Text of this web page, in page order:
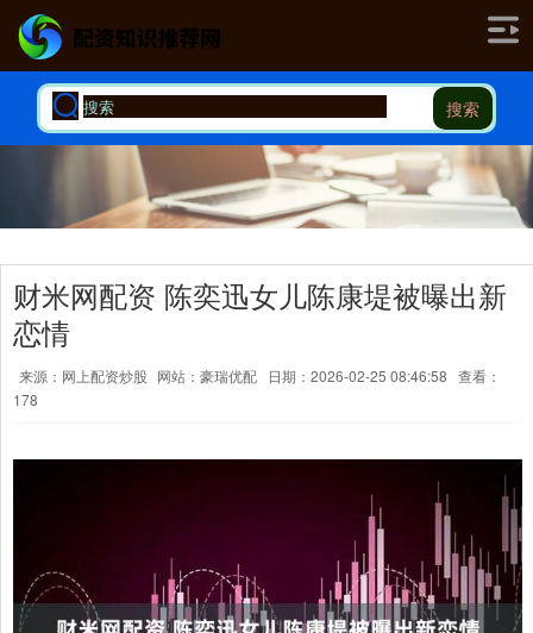
搜索
财米网配资 陈奕迅女儿陈康堤被曝出新
恋情
来源：网上配资炒股 网站：豪瑞优配 日期：2026-02-25 08:46:58 查看：
178